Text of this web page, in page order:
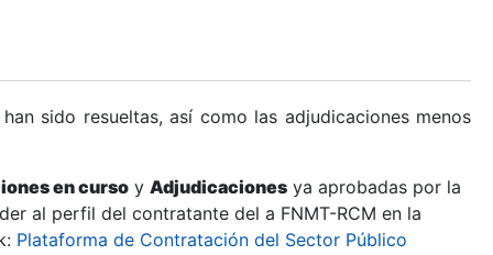
sido resueltas, así como las adjudicaciones menos
en curso y Adjudicaciones ya aprobadas por la
al perfil del contratante del a FNMT-RCM en la
Plataforma de Contratación del Sector Público